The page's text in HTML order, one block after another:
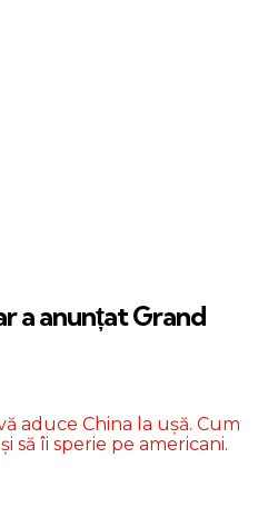
a anunțat Grand